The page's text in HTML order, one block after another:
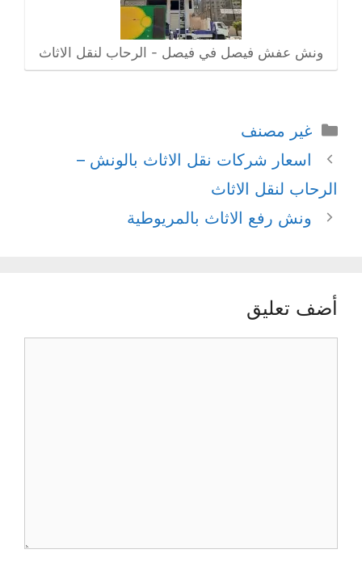
ونش عفش فيصل في فيصل - الرحاب لنقل الاثاث
التصنيفات
غير مصنف
اسعار شركات نقل الاثاث بالونش –
الرحاب لنقل الاثاث
ونش رفع الاثاث بالمريوطية
أضف تعليق